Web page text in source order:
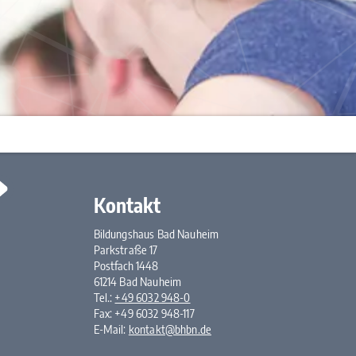
Kontakt
Bildungshaus Bad Nauheim
Parkstraße 17
Postfach 1448
61214 Bad Nauheim
Tel.: +49 6032 948-0
Fax: +49 6032 948-117
E-Mail: kontakt@bhbn.de